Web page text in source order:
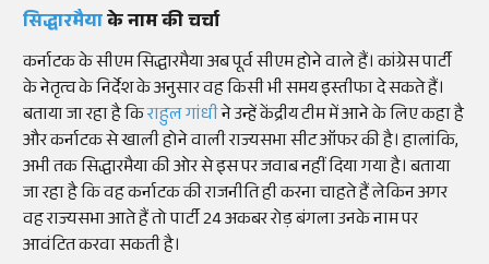
सिद्धारमैयाके नाम की चर्चा
कर्नाटक के सीएम सिद्धारमैया अब पूर्व सीएम होने वाले हैं। कांग्रेस पार्टी
के नेतृत्व के निर्देश के अनुसार वह किसी भी समय इस्तीफा दे सकते हैं।
बताया जा रहा है किराहुल गांधीने उन्हें केंद्रीय टीम में आने के लिए कहा है
और कर्नाटक से खाली होने वाली राज्यसभा सीट ऑफर की है। हालांकि,
अभी तक सिद्धारमैया की ओर से इस पर जवाब नहीं दिया गया है। बताया
जा रहा है कि वह कर्नाटक की राजनीति ही करना चाहते हैं लेकिन अगर
वह राज्यसभा आते हैं तो पार्टी 24 अकबर रोड़ बंगला उनके नाम पर
आवंटित करवा सकती है।